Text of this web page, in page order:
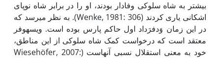
بیشتر به شاه سلوکی وفادار بودند، او را در برابر شاه نوپای
اشکانی یاری کردند (Wenke, 1981: 306). به نظر می­رسد که
در این زمان وَدفرَداد اول حاکم پارس بوده است. ویسهوفر
معتقد است که درخواست کمک شاه سلوکی از این مناطق،
خود به معنی استقلال نسبی آنهاست (Wiesehöfer, 2007: